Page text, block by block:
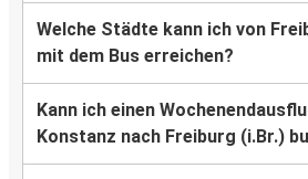
Welche Städte kann ich von
mit dem Bus erreichen?
Kann ich einen
Konstanz nach Freiburg (i.Br.)